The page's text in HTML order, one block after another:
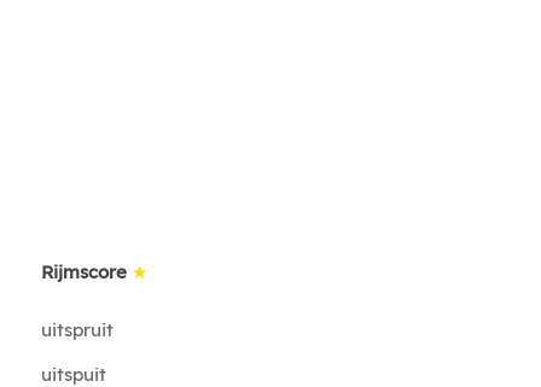
Rijmscore ★
uitspruit
uitspuit